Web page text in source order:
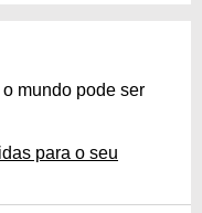
mundo pode ser
para o seu